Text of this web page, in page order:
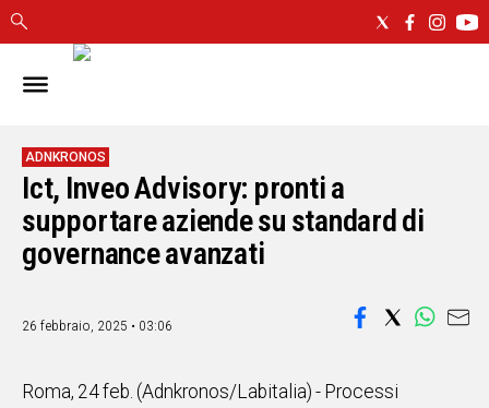
IN
CAGLIARI
SASSARI
NUORO
ORISTANO
SULCIS
OGLIASTRA
ADNKRONOS
Ict, Inveo Advisory: pronti a
supportare aziende su standard di
governance avanzati
26 febbraio, 2025 • 03:06
Roma, 24 feb. (Adnkronos/Labitalia) - Processi